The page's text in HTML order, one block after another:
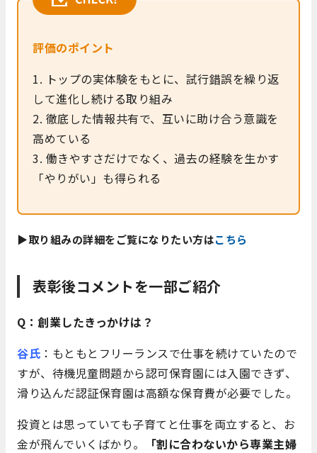
評価のポイント
1. トップの実体験をもとに、試行錯誤を繰り返
して進化し続ける取り組み
2. 徹底した情報共有で、互いに助け合う意識を
高めている
3. 働きやすさだけでなく、過去の経験を生かす
「やりがい」も得られる
▶取り組みの詳細をご覧になりたい方はこちら
表彰後コメントを一部ご紹介
Q：創業したきっかけは？
谷氏 ：もともとフリーランスで仕事を続けていたので
すが、待機児童問題から認可保育園には入園できず、
滑り込んだ認証保育園は高額な保育費が必要でした。
投資とは思っていても子育てと仕事を両立すると、お
金が飛んでいくばかり。
「割に合わないから専業主婦